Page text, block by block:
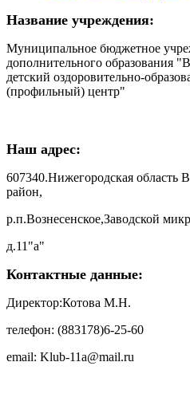
Название учреждения:
Муниципальное бюджетное
дополнительного образования
детский оздоровительно-
(профильный) центр"
Наш адрес:
607340.Нижегородская область
район,
р.п.Вознесенское,Заводской
д.11"а"
Контактные данные:
Директор:Котова М.Н.
телефон: (883178)6-25-60
email: Klub-11a@mail.ru